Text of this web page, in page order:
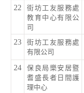
22
街坊工友服務處
教育中心有限公
司
23
街坊工友服務處
有限公司
24
保良局樂安居暨
耆盛長者日間護
理中心